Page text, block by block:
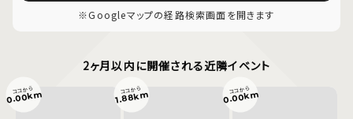
※Googleマップの経路検索画面を開きます
2ヶ月以内に開催される近隣イベント
ココから
0.00km ココから
1.88km ココから
0.00km